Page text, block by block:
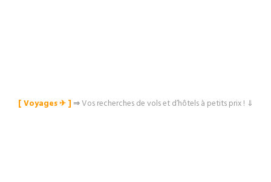
[ Voyages ✈︎ ]⇒Vos recherches de vols et d’hôtels à petits prix ! ⇓